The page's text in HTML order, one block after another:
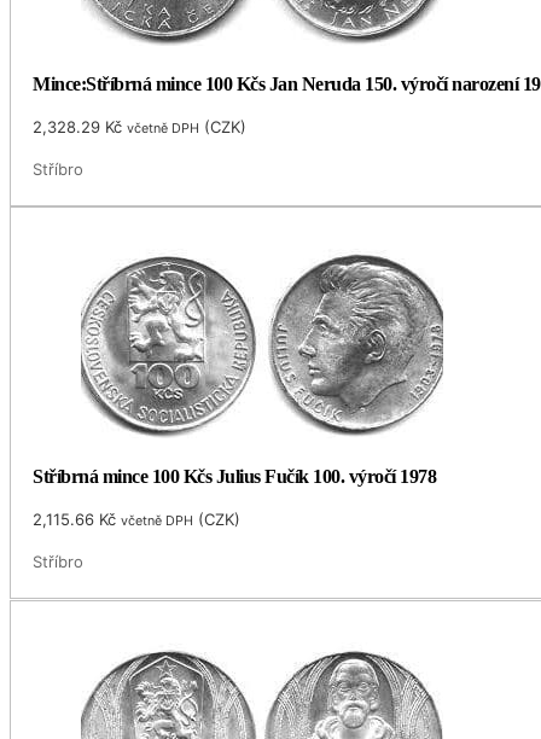
Mince:Stříbrná mince 100 Kčs Jan Neruda 150. výročí narození
2,328.29 Kč včetně DPH (CZK)
Stříbro
Stříbrná mince 100 Kčs Julius Fučík 100. výročí 1978
2,115.66 Kč včetně DPH (CZK)
Stříbro